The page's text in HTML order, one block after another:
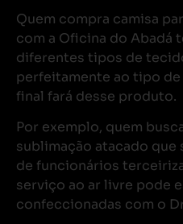
Quem compra camisa
com a Oficina do Abadá
diferentes tipos de
perfeitamente ao tipo
final fará desse produto.
Por exemplo, quem
sublimação atacado que
de funcionários
serviço ao ar livre pode
confeccionadas com o